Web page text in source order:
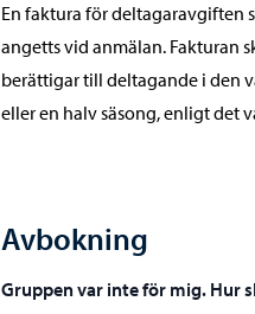
En faktura för deltagaravgiften
angetts vid anmälan. Fakturan
berättigar till deltagande i den
eller en halv säsong, enligt det
Avbokning
Gruppen var inte för mig. Hur